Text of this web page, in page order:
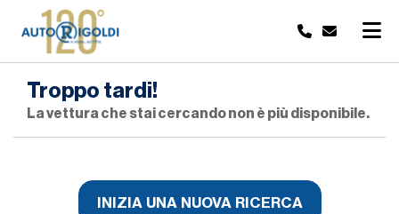
Troppo tardi!
La vettura che stai cercando non è più disponibile.
INIZIA UNA NUOVA RICERCA